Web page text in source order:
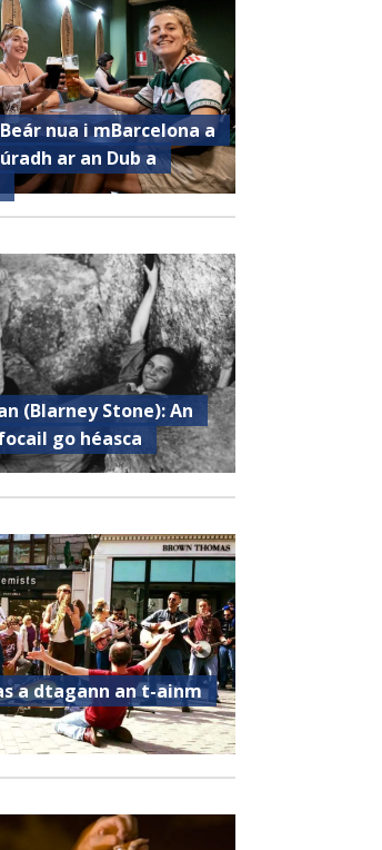
nua i mBarcelona a
ar an Dub a
(Blarney Stone): An
go héasca
a dtagann an t-ainm